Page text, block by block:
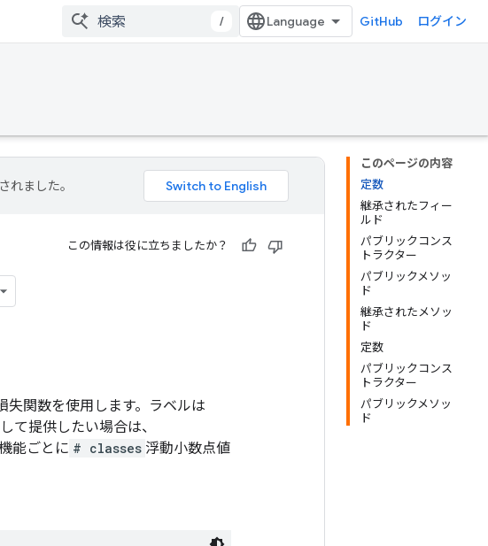
/ GitHub ログイン
このページの内容
定数
継承されたフィー
ルド
パブリックコンス
トラクター
パブリックメソッ
ド
継承されたメソッ
ド
定数
パブリックコンス
トラクター
パブリックメソッ
ド
れました。
この情報は役に立ちましたか？
失関数を使用します。ラベルは
て提供したい場合は、
能ごとに # classes 浮動小数点値